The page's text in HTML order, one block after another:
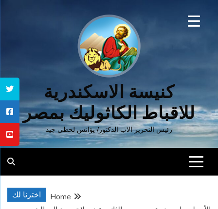
كنيسة الاسكندرية
للاقباط الكاثوليك بمصر
رئيس التحرير الاب الدكتور/ يؤانس لحظي جيد
اخترنا لك
Home